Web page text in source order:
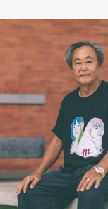
TWEET LINE